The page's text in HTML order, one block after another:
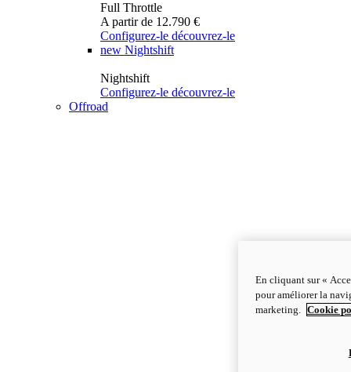
Full Throttle
A partir de 12.790 €
Configurez-le découvrez-le
new Nightshift
Nightshift
Configurez-le découvrez-le
Offroad
En cliquant sur «
pour améliorer la
marketing.
Cookie